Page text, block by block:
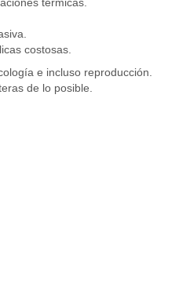
costosas.
e incluso reproducción.
de lo posible.